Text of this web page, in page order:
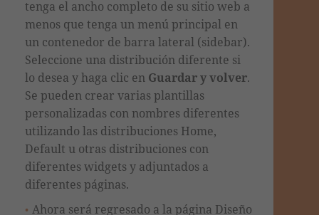
tenga el ancho completo de su sitio web a
menos que tenga un menú principal en
un contenedor de barra lateral (sidebar).
Seleccione una distribución diferente si
lo desea y haga clic en Guardar y volver.
Se pueden crear varias plantillas
personalizadas con nombres diferentes
utilizando las distribuciones Home,
Default u otras distribuciones con
diferentes widgets y adjuntados a
diferentes páginas.
Ahora será regresado a la página Diseño